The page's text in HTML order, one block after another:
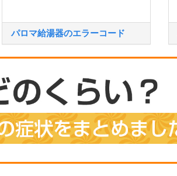
パロマ給湯器のエラーコード